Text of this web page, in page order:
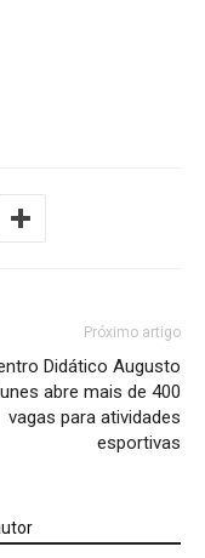
Próximo artigo
Didático Augusto
abre mais de 400
vagas para atividades
esportivas